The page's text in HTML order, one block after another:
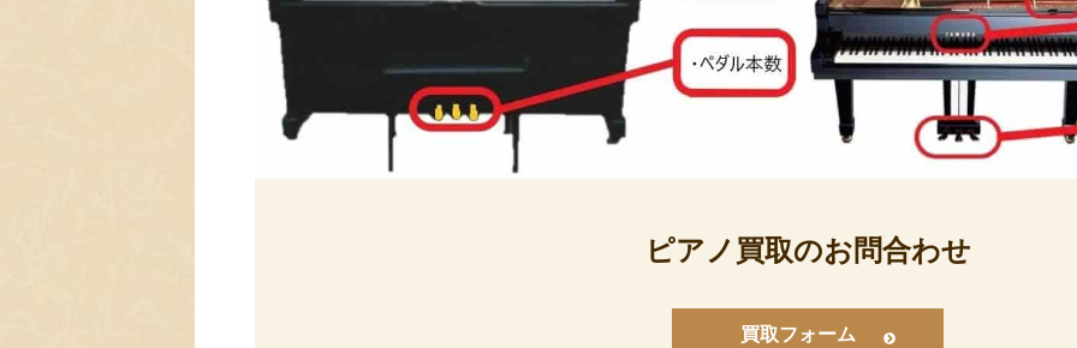
ピアノ買取のお問合わせ
買取フォーム